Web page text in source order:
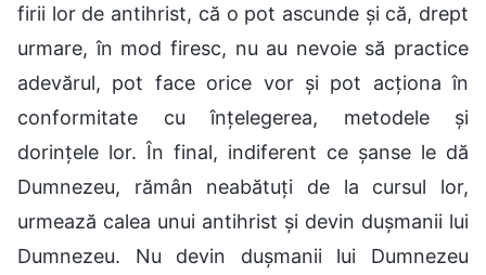
firii lor de antihrist, că o pot ascunde și că, drept
urmare, în mod firesc, nu au nevoie să practice
adevărul, pot face orice vor și pot acționa în
conformitate cu înțelegerea, metodele și
dorințele lor. În final, indiferent ce șanse le dă
Dumnezeu, rămân neabătuți de la cursul lor,
urmează calea unui antihrist și devin dușmanii lui
Dumnezeu. Nu devin dușmanii lui Dumnezeu